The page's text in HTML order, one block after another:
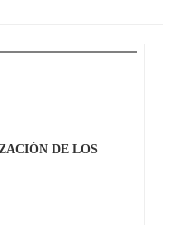
DE LOS